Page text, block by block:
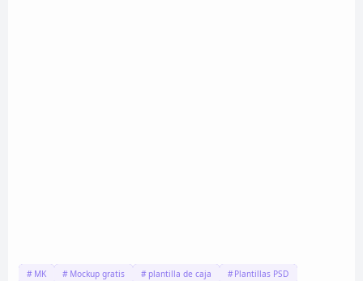
MK Mockup gratis plantilla de caja Plantillas PSD